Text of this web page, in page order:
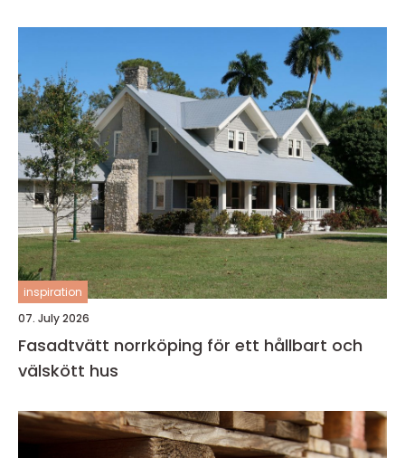
inspiration
07. July 2026
Fasadtvätt norrköping för ett hållbart och
välskött hus